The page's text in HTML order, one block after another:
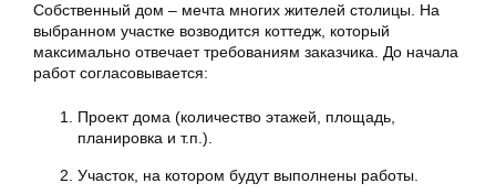
Собственный дом – мечта многих жителей столицы. На
выбранном участке возводится коттедж, который
максимально отвечает требованиям заказчика. До начала
работ согласовывается:
Проект дома (количество этажей, площадь,
планировка и т.п.).
Участок, на котором будут выполнены работы.